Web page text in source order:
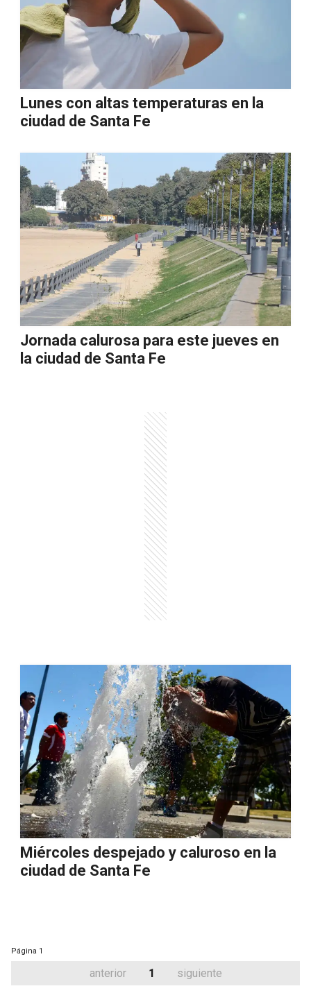
Lunes con altas temperaturas en la
ciudad de Santa Fe
Jornada calurosa para este jueves en
la ciudad de Santa Fe
Miércoles despejado y caluroso en la
ciudad de Santa Fe
Página 1
anterior 1 siguiente